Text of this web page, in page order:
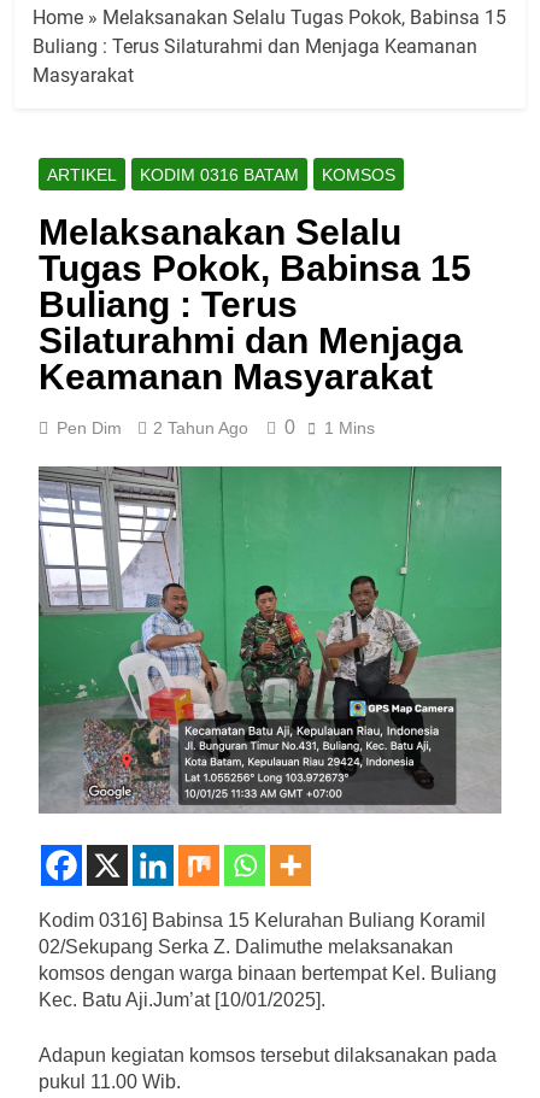
Home » Melaksanakan Selalu Tugas Pokok, Babinsa 15
Buliang : Terus Silaturahmi dan Menjaga Keamanan
Masyarakat
ARTIKEL KODIM 0316 BATAM KOMSOS
Melaksanakan Selalu
Tugas Pokok, Babinsa 15
Buliang : Terus
Silaturahmi dan Menjaga
Keamanan Masyarakat
Pen Dim 2 Tahun Ago 0 1 Mins
Kodim 0316] Babinsa 15 Kelurahan Buliang Koramil
02/Sekupang Serka Z. Dalimuthe melaksanakan
komsos dengan warga binaan bertempat Kel. Buliang
Kec. Batu Aji.Jum’at [10/01/2025].
Adapun kegiatan komsos tersebut dilaksanakan pada
pukul 11.00 Wib.